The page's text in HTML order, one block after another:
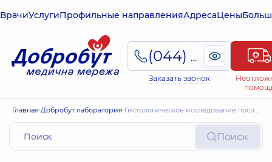
ВрачиУслугиПрофильные направленияАдресаЦены
(044) 495-2-888
Заказать звонок
Главная Добробут лаборатория Гистологическое исследование после удаления желудка/части желудка (при неопухолевой патологии)
Поиск